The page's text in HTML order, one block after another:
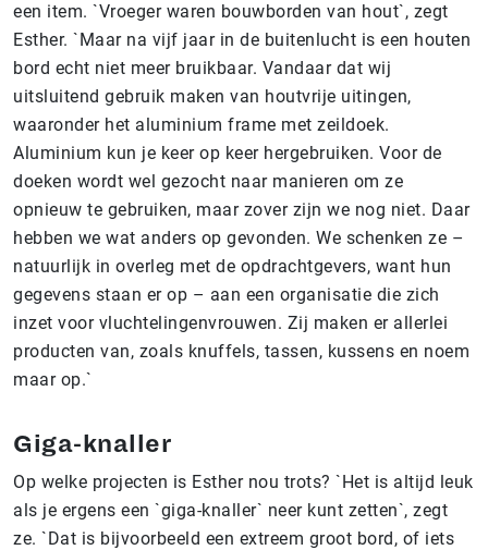
een item. `Vroeger waren bouwborden van hout`, zegt
Esther. `Maar na vijf jaar in de buitenlucht is een houten
bord echt niet meer bruikbaar. Vandaar dat wij
uitsluitend gebruik maken van houtvrije uitingen,
waaronder het aluminium frame met zeildoek.
Aluminium kun je keer op keer hergebruiken. Voor de
doeken wordt wel gezocht naar manieren om ze
opnieuw te gebruiken, maar zover zijn we nog niet. Daar
hebben we wat anders op gevonden. We schenken ze –
natuurlijk in overleg met de opdrachtgevers, want hun
gegevens staan er op – aan een organisatie die zich
inzet voor vluchtelingenvrouwen. Zij maken er allerlei
producten van, zoals knuffels, tassen, kussens en noem
maar op.`
Giga-knaller
Op welke projecten is Esther nou trots? `Het is altijd leuk
als je ergens een `giga-knaller` neer kunt zetten`, zegt
ze. `Dat is bijvoorbeeld een extreem groot bord, of iets